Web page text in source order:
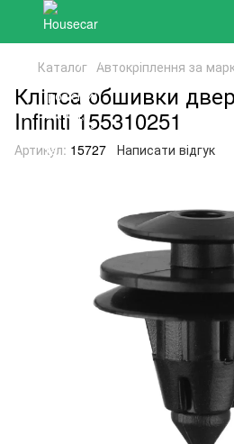
Каталог Автокріплення за
Кліпса обшивки
Infiniti 155310251
Артикул: 15727 Написати відгук